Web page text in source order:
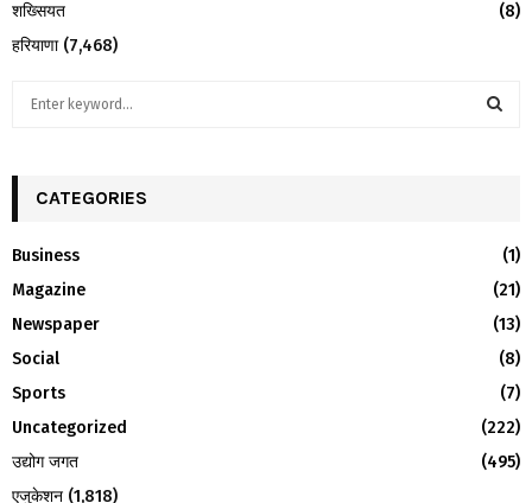
शख्सियत
(8)
हरियाणा(7,468)
h
o
r
:
R
CATEGORIES
Business
(1)
Magazine
(21)
Newspaper
(13)
Social
(8)
Sports
(7)
Uncategorized
(222)
उद्योग जगत
(495)
एजुकेशन (1,818)